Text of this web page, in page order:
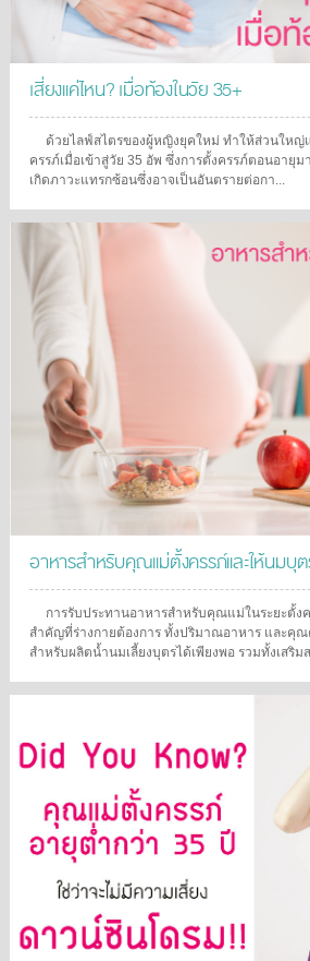
เสี่ยงแค่ไหน? เมื่อท้องในวัย 35+
ด้วยไลฟ์สไตรของผู้หญิงยุคใหม่ ทำให้ส่วนใหญ่
ครรภ์เมื่อเข้าสู่วัย 35 อัพ ซึ่งการตั้งครรภ์ตอนอายุม
เกิดภาวะแทรกซ้อนซึ่งอาจเป็นอันตรายต่อกา...
อาหารสำหรับคุณแม่ตั้งครรภ์และให้นมบุ
การรับประทานอาหารสำหรับคุณแม่ในระยะตั้ง
สำคัญที่ร่างกายต้องการ ทั้งปริมาณอาหาร และคุณ
สำหรับผลิตน้ำนมเลี้ยงบุตรได้เพียงพอ รวมทั้งเสริมส